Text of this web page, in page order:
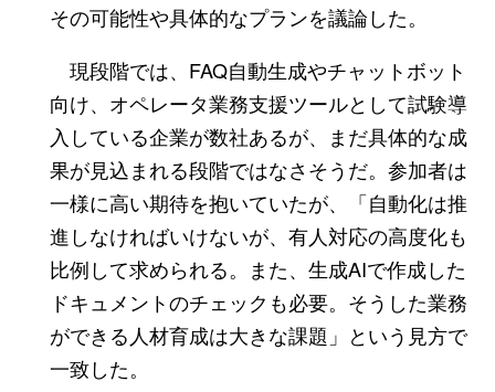
その可能性や具体的なプランを議論した。
現段階では、FAQ自動生成やチャットボット
向け、オペレータ業務支援ツールとして試験導
入している企業が数社あるが、まだ具体的な成
果が見込まれる段階ではなさそうだ。参加者は
一様に高い期待を抱いていたが、「自動化は推
進しなければいけないが、有人対応の高度化も
比例して求められる。また、生成AIで作成した
ドキュメントのチェックも必要。そうした業務
ができる人材育成は大きな課題」という見方で
一致した。